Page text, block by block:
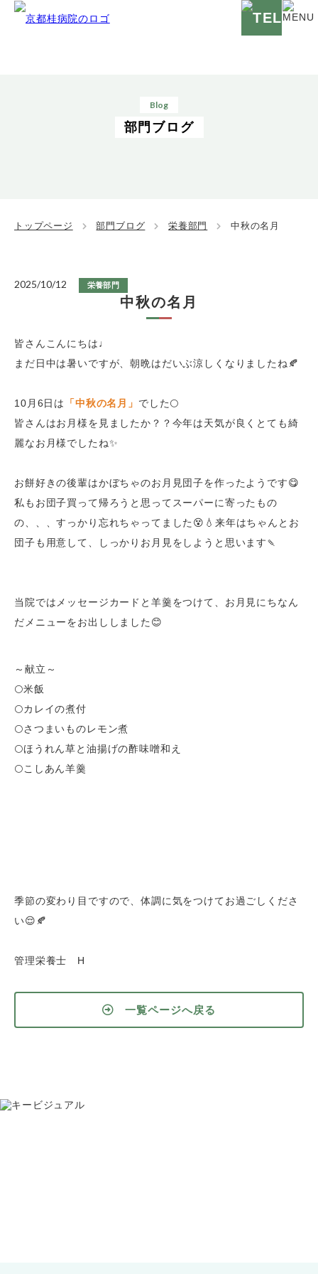
Blog
部門ブログ
トップページ 部門ブログ 栄養部門 中秋の名月
2025/10/12 栄養部門
中秋の名月
皆さんこんにちは♩
まだ日中は暑いですが、朝晩はだいぶ涼しくなりましたね🍂
10月6日は 「中秋の名月」 でした🌕
皆さんはお月様を見ましたか？？今年は天気が良くとても綺
麗なお月様でしたね✨
お餅好きの後輩はかぼちゃのお月見団子を作ったようです😋
私もお団子買って帰ろうと思ってスーパーに寄ったもの
の、、、すっかり忘れちゃってました😵💧来年はちゃんとお
団子も用意して、しっかりお月見をしようと思います🍡
当院ではメッセージカードと羊羹をつけて、お月見にちなん
だメニューをお出ししました😊
～献立～
🌕米飯
🌕カレイの煮付
🌕さつまいものレモン煮
🌕ほうれん草と油揚げの酢味噌和え
🌕こしあん羊羹
季節の変わり目ですので、体調に気をつけてお過ごしくださ
い😌🍂
管理栄養士 H
一覧ページへ戻る